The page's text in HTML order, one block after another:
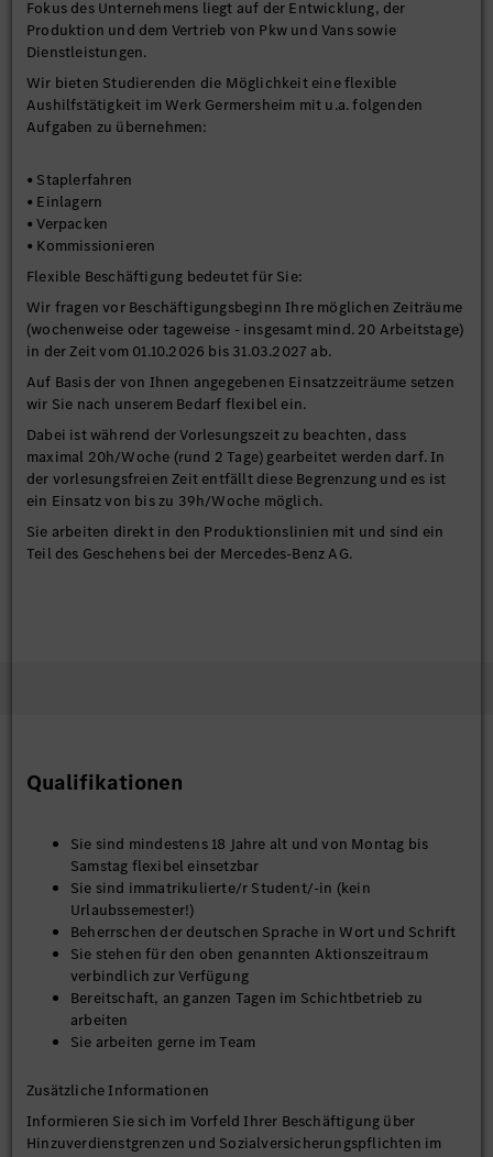
Fokus des Unternehmens liegt auf der Entwicklung, der
Produktion und dem Vertrieb von Pkw und Vans sowie
Dienstleistungen.
Wir bieten Studierenden die Möglichkeit eine flexible
Aushilfstätigkeit im Werk Germersheim mit u.a. folgenden
Aufgaben zu übernehmen:
• Staplerfahren
• Einlagern
• Verpacken
• Kommissionieren
Flexible Beschäftigung bedeutet für Sie:
Wir fragen vor Beschäftigungsbeginn Ihre möglichen Zeiträume
(wochenweise oder tageweise - insgesamt mind. 20 Arbeitstage)
in der Zeit vom 01.10.2026 bis 31.03.2027 ab.
Auf Basis der von Ihnen angegebenen Einsatzzeiträume setzen
wir Sie nach unserem Bedarf flexibel ein.
Dabei ist während der Vorlesungszeit zu beachten, dass
maximal 20h/Woche (rund 2 Tage) gearbeitet werden darf. In
der vorlesungsfreien Zeit entfällt diese Begrenzung und es ist
ein Einsatz von bis zu 39h/Woche möglich.
Sie arbeiten direkt in den Produktionslinien mit und sind ein
Teil des Geschehens bei der Mercedes-Benz AG.
Qualifikationen
Sie sind mindestens 18 Jahre alt und von Montag bis
Samstag flexibel einsetzbar
Sie sind immatrikulierte/r Student/-in (kein
Urlaubssemester!)
Beherrschen der deutschen Sprache in Wort und Schrift
Sie stehen für den oben genannten Aktionszeitraum
verbindlich zur Verfügung
Bereitschaft, an ganzen Tagen im Schichtbetrieb zu
arbeiten
Sie arbeiten gerne im Team
Zusätzliche Informationen
Informieren Sie sich im Vorfeld Ihrer Beschäftigung über
Hinzuverdienstgrenzen und Sozialversicherungspflichten im